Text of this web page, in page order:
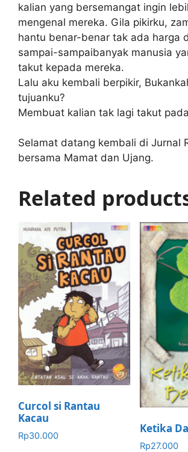
kalian yang bersemangat ingin
mengenal mereka. Gila pikirku,
hantu benar-benar tak ada harga
sampai-sampaibanyak manusia
takut kepada mereka.
Lalu aku kembali berpikir,
tujuanku?
Membuat kalian tak lagi takut
Selamat datang kembali di Jurnal
bersama Mamat dan Ujang.
Related
Curcol si Rantau
Kacau
Rp30.000
Ketika
Rp27.000